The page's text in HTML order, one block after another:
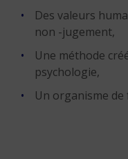
Des valeurs
non -jugement,
Une méthode
psychologie,
Un organisme